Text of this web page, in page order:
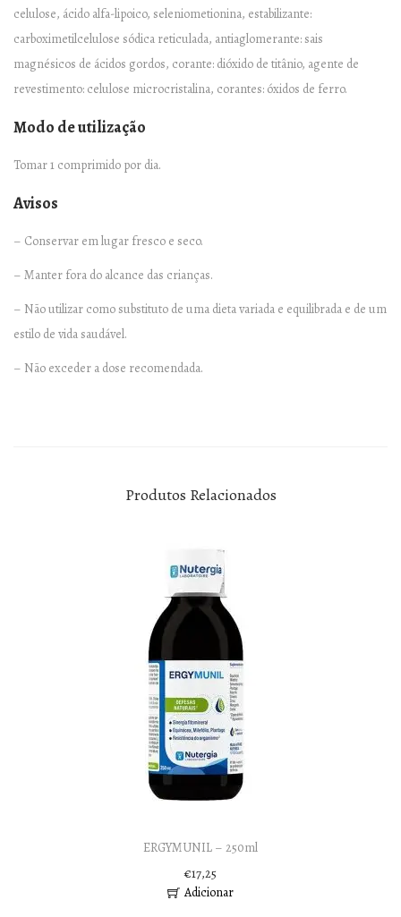
celulose, ácido alfa-lipoico, seleniometionina, estabilizante:
carboximetilcelulose sódica reticulada, antiaglomerante: sais
magnésicos de ácidos gordos, corante: dióxido de titânio, agente de
revestimento: celulose microcristalina, corantes: óxidos de ferro.
Modo de utilização
Tomar 1 comprimido por dia.
Avisos
– Conservar em lugar fresco e seco.
– Manter fora do alcance das crianças.
– Não utilizar como substituto de uma dieta variada e equilibrada e de um
estilo de vida saudável.
– Não exceder a dose recomendada.
Produtos Relacionados
ERGYMUNIL – 250ml
€17,25
Adicionar